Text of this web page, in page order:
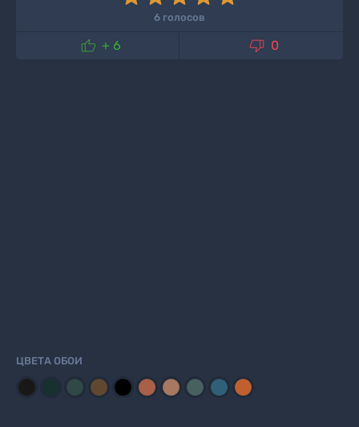
6 голосов
 + 6  0
ЦВЕТА ОБОИ